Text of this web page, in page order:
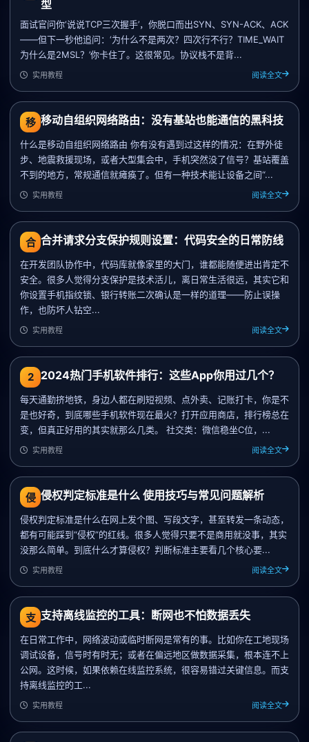
型
面试官问你‘说说TCP三次握手’，你脱口而出SYN、SYN-ACK、ACK
——但下一秒他追问：‘为什么不是两次？四次行不行？TIME_WAIT
为什么是2MSL？’你卡住了。这很常见。协议栈不是背...
实用教程 阅读全文
移 移动自组织网络路由：没有基站也能通信的黑科技
什么是移动自组织网络路由 你有没有遇到过这样的情况：在野外徒
步、地震救援现场，或者大型集会中，手机突然没了信号？基站覆盖
不到的地方，常规通信就瘫痪了。但有一种技术能让设备之间“...
实用教程 阅读全文
合 合并请求分支保护规则设置：代码安全的日常防线
在开发团队协作中，代码库就像家里的大门，谁都能随便进出肯定不
安全。很多人觉得分支保护是技术活儿，离日常生活很远，其实它和
你设置手机指纹锁、银行转账二次确认是一样的道理——防止误操
作，也防坏人钻空...
实用教程 阅读全文
2 2024热门手机软件排行：这些App你用过几个？
每天通勤挤地铁，身边人都在刷短视频、点外卖、记账打卡，你是不
是也好奇，到底哪些手机软件现在最火？打开应用商店，排行榜总在
变，但真正好用的其实就那么几类。 社交类：微信稳坐C位，...
实用教程 阅读全文
侵 侵权判定标准是什么 使用技巧与常见问题解析
侵权判定标准是什么在网上发个图、写段文字，甚至转发一条动态，
都有可能踩到“侵权”的红线。很多人觉得只要不是商用就没事，其实
没那么简单。到底什么才算侵权？判断标准主要看几个核心要...
实用教程 阅读全文
支 支持离线监控的工具：断网也不怕数据丢失
在日常工作中，网络波动或临时断网是常有的事。比如你在工地现场
调试设备，信号时有时无；或者在偏远地区做数据采集，根本连不上
公网。这时候，如果依赖在线监控系统，很容易错过关键信息。而支
持离线监控的工...
实用教程 阅读全文